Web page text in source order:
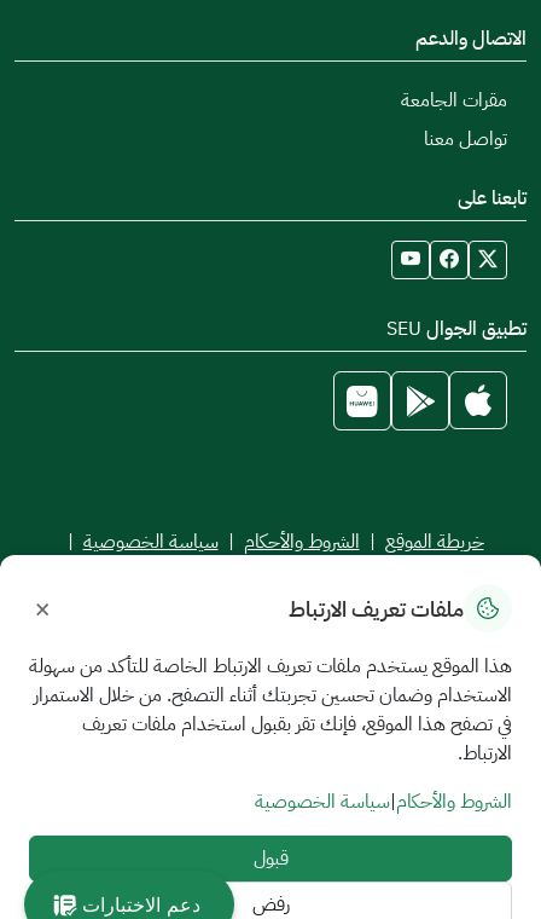
الاتصال والدعم
مقرات الجامعة
تواصل معنا
تابعنا على
تطبيق الجوال SEU
خريطة الموقع | الشروط والأحكام | سياسة الخصوصية |
جميع الحقوق محفوظة للجامعة السعودية الإلكترونية © 2026
ملفات تعريف الارتباط ×
هذا الموقع يستخدم ملفات تعريف الارتباط الخاصة للتأكد من سهولة
الاستخدام وضمان تحسين تجربتك أثناء التصفح. من خلال الاستمرار
في تصفح هذا الموقع، فإنك تقر بقبول استخدام ملفات تعريف
الارتباط.
الشروط والأحكام|سياسة الخصوصية
قبول
رفض
دعم الاختبارات